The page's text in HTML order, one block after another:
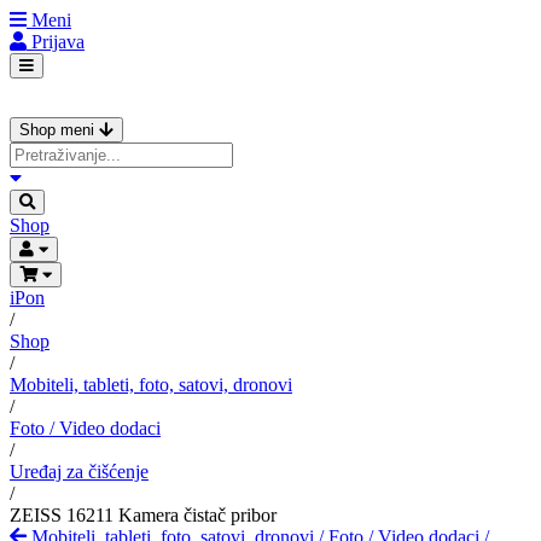
Meni
Prijava
Shop meni
Shop
iPon
/
Shop
/
Mobiteli, tableti, foto, satovi, dronovi
/
Foto / Video dodaci
/
Uređaj za čišćenje
/
ZEISS 16211 Kamera čistač pribor
Mobiteli, tableti, foto, satovi, dronovi /Foto / Video dodaci /